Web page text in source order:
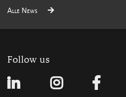
Alle News
Follow us